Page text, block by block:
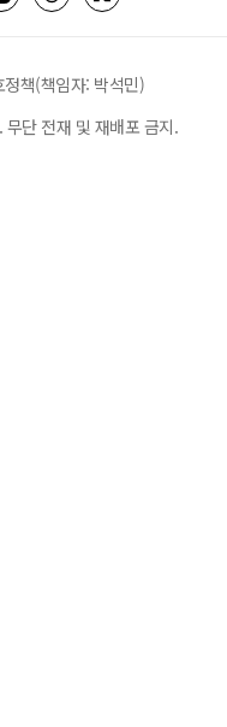
정책(책임자: 박석민)
단 전재 및 재배포 금지.